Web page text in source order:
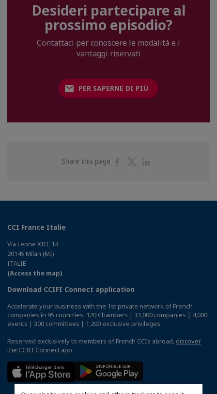
Desideri partecipare al
prossimo episodio?
Contattaci per conoscere le modalità e i
vantaggi riservati
PER SAPERNE DI PIÙ
Share this page
ShareShare
CCI France Italie
Via Leone XIII, 14
20145 Milan (MI)
ITALIE
(Access the map)
Download CCIFI Connect application
Accelerate your business with the 1st private network of French
companies in 95 countries: 120 Chambers | 33,000 companies | 4,000
events | 300 committees | 1,200 exclusive privileges
Reserved exclusively to members of French CCIs abroad, discover
the CCIFI Connect app.